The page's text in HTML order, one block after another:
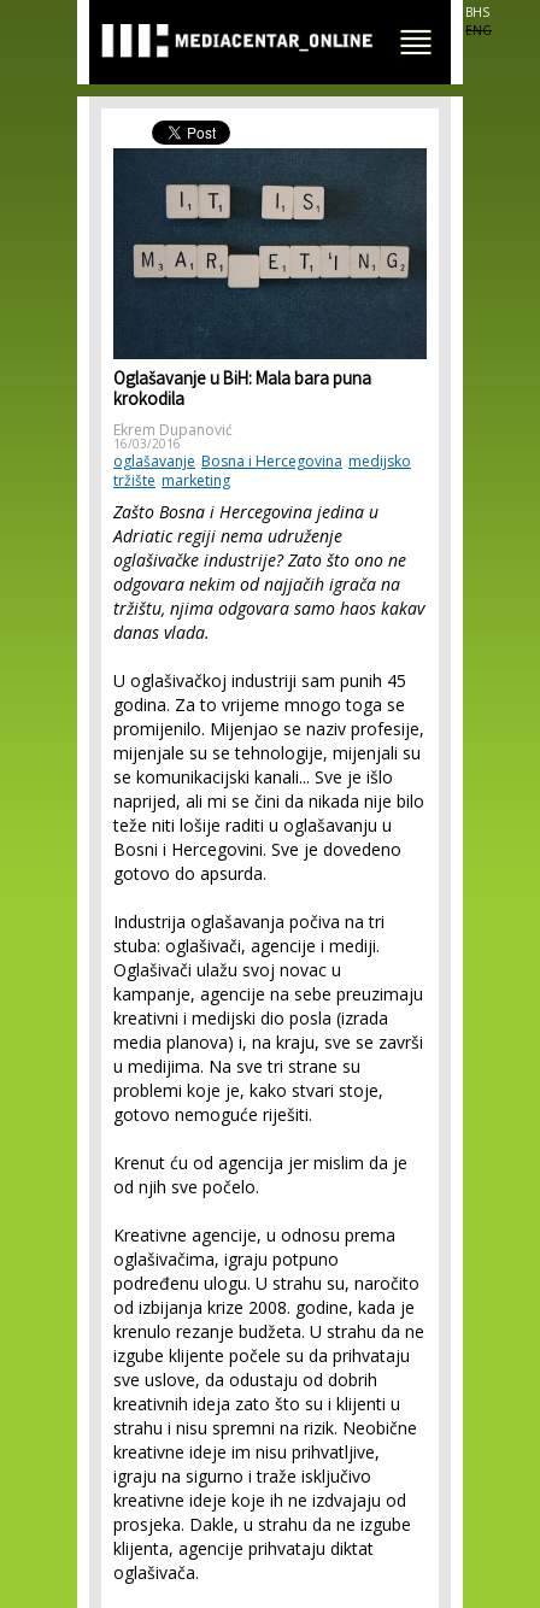
main
content
BHS
ENG
Oglašavanje u BiH: Mala bara puna
krokodila
Ekrem Dupanović
16/03/2016
oglašavanje Bosna i Hercegovina medijsko
tržište marketing
Zašto Bosna i Hercegovina jedina u
Adriatic regiji nema udruženje
oglašivačke industrije? Zato što ono ne
odgovara nekim od najjačih igrača na
tržištu, njima odgovara samo haos kakav
danas vlada.
U oglašivačkoj industriji sam punih 45
godina. Za to vrijeme mnogo toga se
promijenilo. Mijenjao se naziv profesije,
mijenjale su se tehnologije, mijenjali su
se komunikacijski kanali... Sve je išlo
naprijed, ali mi se čini da nikada nije bilo
teže niti lošije raditi u oglašavanju u
Bosni i Hercegovini. Sve je dovedeno
gotovo do apsurda.
Industrija oglašavanja počiva na tri
stuba: oglašivači, agencije i mediji.
Oglašivači ulažu svoj novac u
kampanje, agencije na sebe preuzimaju
kreativni i medijski dio posla (izrada
media planova) i, na kraju, sve se završi
u medijima. Na sve tri strane su
problemi koje je, kako stvari stoje,
gotovo nemoguće riješiti.
Krenut ću od agencija jer mislim da je
od njih sve počelo.
Kreativne agencije, u odnosu prema
oglašivačima, igraju potpuno
podređenu ulogu. U strahu su, naročito
od izbijanja krize 2008. godine, kada je
krenulo rezanje budžeta. U strahu da ne
izgube klijente počele su da prihvataju
sve uslove, da odustaju od dobrih
kreativnih ideja zato što su i klijenti u
strahu i nisu spremni na rizik. Neobične
kreativne ideje im nisu prihvatljive,
igraju na sigurno i traže isključivo
kreativne ideje koje ih ne izdvajaju od
prosjeka. Dakle, u strahu da ne izgube
klijenta, agencije prihvataju diktat
oglašivača.